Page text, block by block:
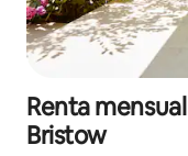
Renta
Bristow